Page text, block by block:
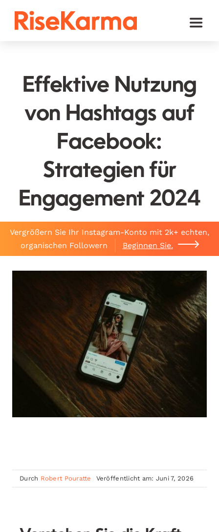
Toggle
TikTok
Youtube
Twitter (𝕏)
Andere
Warenkorb
Deutsch
Effektive Nutzung
von Hashtags auf
Facebook:
Strategien für
Engagement 2024
Vergrößern Sie Ihr Instagram-Konto mit 2k+ echten,
organischen Followern
Beginnen Sie.
Durch Robert Pouratte Veröffentlicht am: Juni 7, 2026